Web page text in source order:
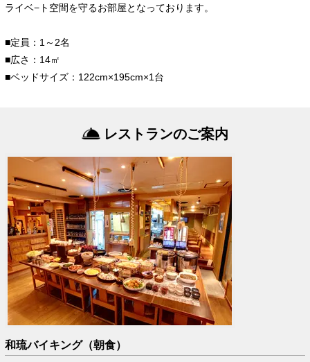
ライベ−ト空間を守るお部屋となっております。
■定員：1～2名
■広さ：14㎡
■ベッドサイズ：122cm×195cm×1台
レストランのご案内
和琉バイキング（朝食）